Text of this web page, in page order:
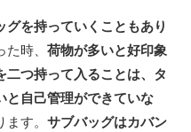
グを持っていくこともあり
時、 荷物が多いと好印象
二つ持って入ることは、タ
と自己管理ができていな
す。 サブバッグはカバン